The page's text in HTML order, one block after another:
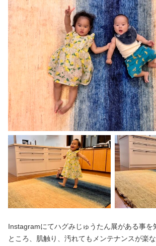
Instagramにてハグみじゅうたん展がある事を
ところ、肌触り、汚れてもメンテナンスが楽